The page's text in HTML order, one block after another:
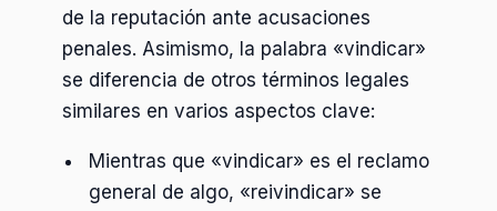
de la reputación ante acusaciones
penales. Asimismo, la palabra «vindicar»
se diferencia de otros términos legales
similares en varios aspectos clave:
Mientras que «vindicar» es el reclamo
general de algo, «reivindicar» se